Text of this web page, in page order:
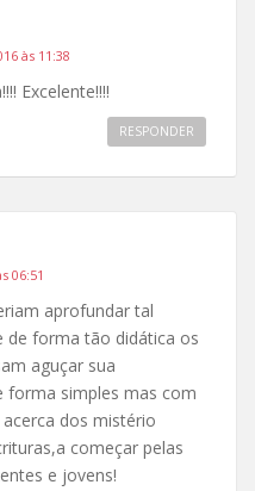
às 11:38
Excelente!!!!
RESPONDER
06:51
aprofundar tal
de forma tão didática os
aguçar sua
forma simples mas com
dos mistério
começar pelas
e jovens!